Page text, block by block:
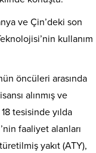
ve Çin’deki son
kullanım
öncüleri arasında
alınmış ve
tesisinde yılda
faaliyet alanları
yakıt (ATY),